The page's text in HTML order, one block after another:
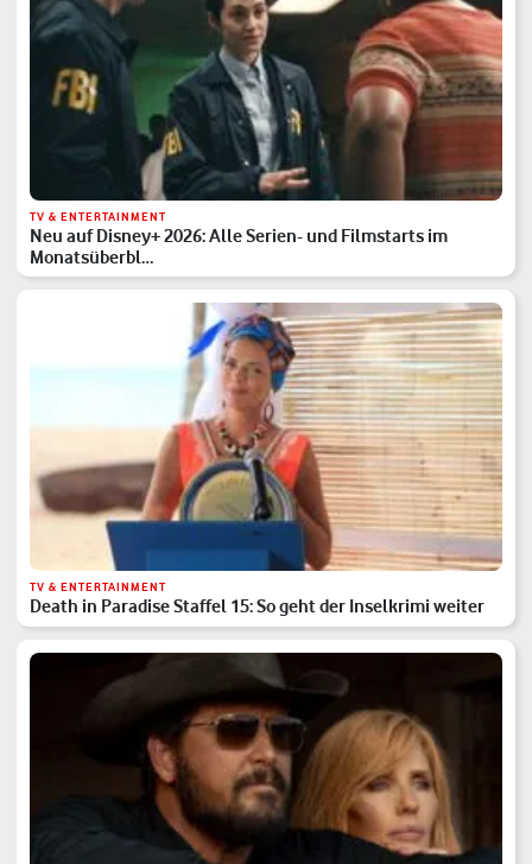
TV & ENTERTAINMENT
Neu auf Disney+ 2026: Alle Serien- und Filmstarts im
Monatsüberbl…
TV & ENTERTAINMENT
Death in Paradise Staffel 15: So geht der Inselkrimi weiter